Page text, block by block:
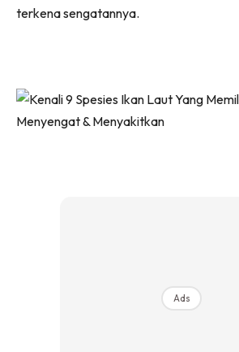
terkena sengatannya.
Ads